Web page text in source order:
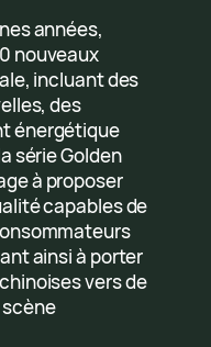
années,
nouveaux
incluant des
des
énergétique
série Golden
à proposer
capables de
ainsi à porter
vers de